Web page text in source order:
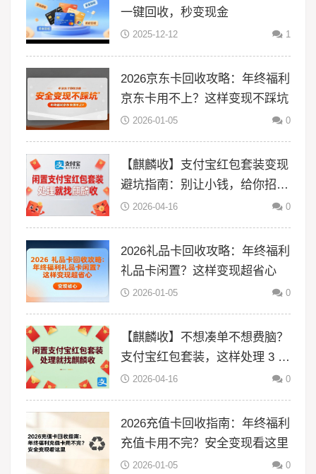
一键回收，秒变现金
2025-12-12 1
2026京东卡回收攻略：年终福利
京东卡用不上？这样变现不踩坑
2026-01-05 0
【麒麟收】支付宝红包套装变现
避坑指南：别让小钱，给你招来
大风险
2026-04-16 0
2026礼品卡回收攻略：年终福利
礼品卡闲置？这样变现超省心
2026-01-05 0
【麒麟收】不想凑单不想费脑？
支付宝红包套装，这样处理 3 分
钟搞定
2026-04-16 0
2026充值卡回收指南：年终福利
充值卡用不完？安全变现看这里
2026-01-05 0